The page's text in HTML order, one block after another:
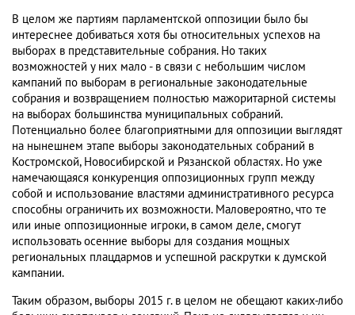
В целом же партиям парламентской оппозиции было бы
интереснее добиваться хотя бы относительных успехов на
выборах в представительные собрания. Но таких
возможностей у них мало - в связи с небольшим числом
кампаний по выборам в региональные законодательные
собрания и возвращением полностью мажоритарной системы
на выборах большинства муниципальных собраний.
Потенциально более благоприятными для оппозиции выглядят
на нынешнем этапе выборы законодательных собраний в
Костромской, Новосибирской и Рязанской областях. Но уже
намечающаяся конкуренция оппозиционных групп между
собой и использование властями административного ресурса
способны ограничить их возможности. Маловероятно, что те
или иные оппозиционные игроки, в самом деле, смогут
использовать осенние выборы для создания мощных
региональных плацдармов и успешной раскрутки к думской
кампании.
Таким образом, выборы 2015 г. в целом не обещают каких-либо